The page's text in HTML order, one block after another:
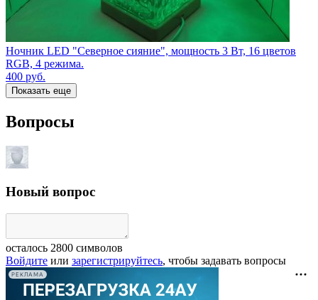
Ночник LED "Северное сияние", мощность 3 Вт, 16 цветов
RGB, 4 режима.
400 руб.
Показать еще
Вопросы
Новый вопрос
осталось 2800 символов
Войдите или зарегистрируйтесь, чтобы задавать вопросы
РЕКЛАМА